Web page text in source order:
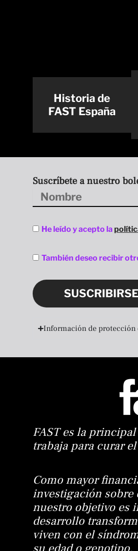
Historia de
FAST España
Suscríbete a nuestro
Nombre
Aceptación
He leído y acepto la
Aceptación
También deseo recibir
SUSCRIBIRSE
Información de protección
FAST es la
trabaja para curar
Como mayor
investigación sobre
nuestro objetivo es
desarrollo
viven con el